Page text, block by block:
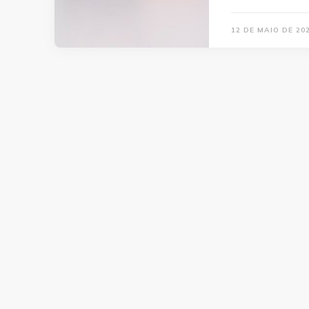
12 DE MAIO DE